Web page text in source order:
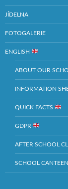
JÍDELNA
FOTOGALERIE
ENGLISH
ABOUT OUR
INFORMATION
QUICK FACTS
GDPR
AFTER SCHOOL
SCHOOL CANTEEN